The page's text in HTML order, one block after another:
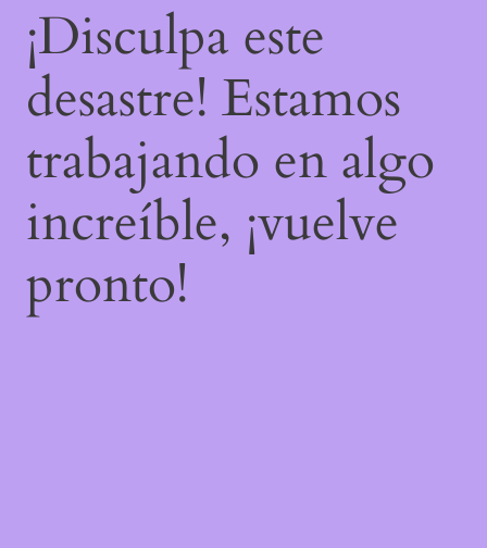
¡Disculpa este
desastre! Estamos
trabajando en algo
increíble, ¡vuelve
pronto!